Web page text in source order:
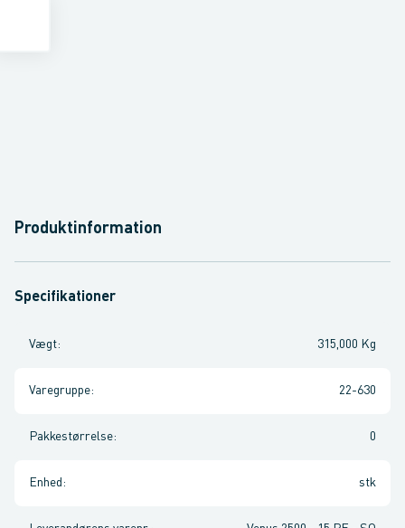
Produktinformation
Specifikationer
Vægt: 315,000 Kg
Varegruppe: 22-630
Pakkestørrelse: 0
Enhed : stk